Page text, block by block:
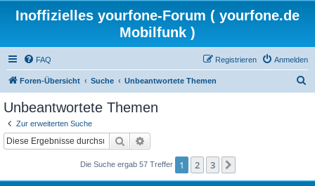
Inoffizielles yourfone-Forum ( yourfone.de
Mobilfunk )
FAQ Anmelden
Registrieren
Foren-Übersicht Suche Unbeantwortete Themen
Unbeantwortete Themen
Zur erweiterten Suche
Suche
Die Suche ergab 57 Treffer 1 2 3